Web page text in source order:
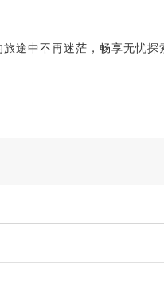
途中不再迷茫，畅享无忧探